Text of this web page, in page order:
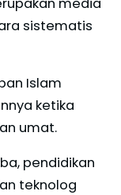
sistematis
Islam
ketika
umat.
pendidikan
teknolog